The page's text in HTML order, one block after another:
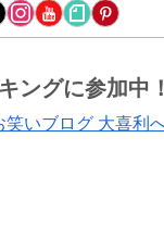
ングに参加中！